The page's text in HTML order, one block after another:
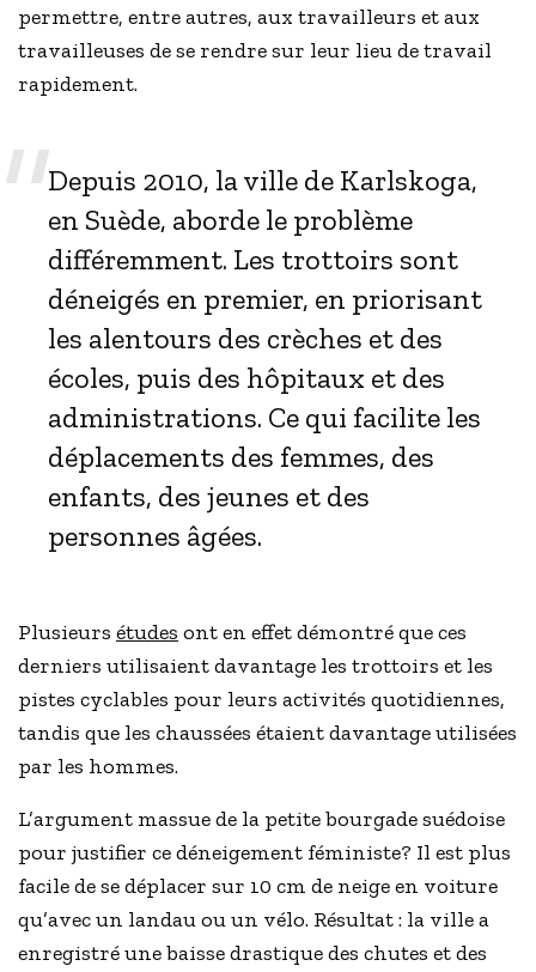
permettre, entre autres, aux travailleurs et aux
travailleuses de se rendre sur leur lieu de travail
rapidement.
Depuis 2010, la ville de Karlskoga,
en Suède, aborde le problème
différemment. Les trottoirs sont
déneigés en premier, en priorisant
les alentours des crèches et des
écoles, puis des hôpitaux et des
administrations. Ce qui facilite les
déplacements des femmes, des
enfants, des jeunes et des
personnes âgées.
Plusieursétudes ont en effet démontré que ces
derniers utilisaient davantage les trottoirs et les
pistes cyclables pour leurs activités quotidiennes,
tandis que les chaussées étaient davantage utilisées
par les hommes.
L’argument massue de la petite bourgade suédoise
pour justifier ce déneigement féministe? Il est plus
facile de se déplacer sur 10 cm de neige en voiture
qu’avec un landau ou un vélo. Résultat : la ville a
enregistré une baisse drastique des chutes et des